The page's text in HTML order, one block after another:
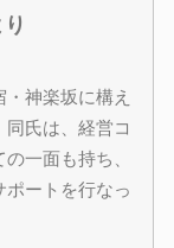
神楽坂に構え
氏は、経営コ
一面も持ち、
ポートを行なっ